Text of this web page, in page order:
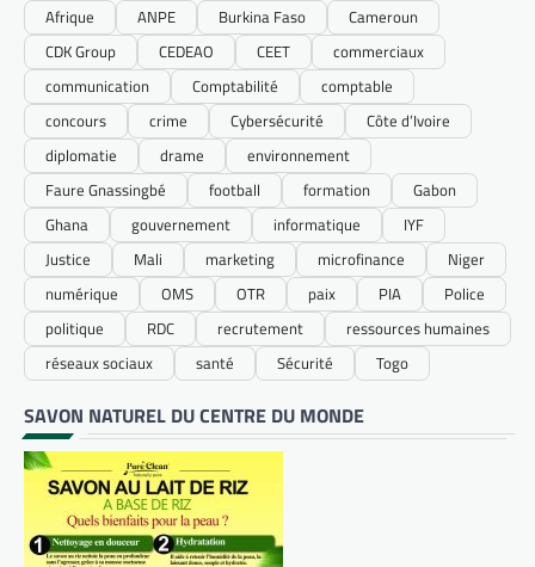
Afrique ANPE Burkina Faso
Cameroun
CDK Group
CEDEAO CEET
commerciaux
communication
Comptabilité
comptable
concours
crime Cybersécurité
Côte d’Ivoire
diplomatie
drame
environnement
Faure Gnassingbé
football formation
Gabon
Ghana
gouvernement informatique
IYF
Justice
Mali marketing microfinance
Niger
numérique
OMS OTR paix PIA
Police
politique
RDC recrutement
ressources humaines
réseaux sociaux
santé Sécurité Togo
SAVON NATUREL DU CENTRE DU MONDE